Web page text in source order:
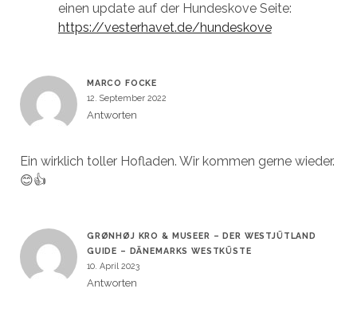
einen update auf der Hundeskove Seite:
https://vesterhavet.de/hundeskove
MARCO FOCKE
12. September 2022
Antworten
Ein wirklich toller Hofladen. Wir kommen gerne wieder.
😊👍
GRØNHØJ KRO & MUSEER – DER WESTJÜTLAND
GUIDE – DÄNEMARKS WESTKÜSTE
10. April 2023
Antworten